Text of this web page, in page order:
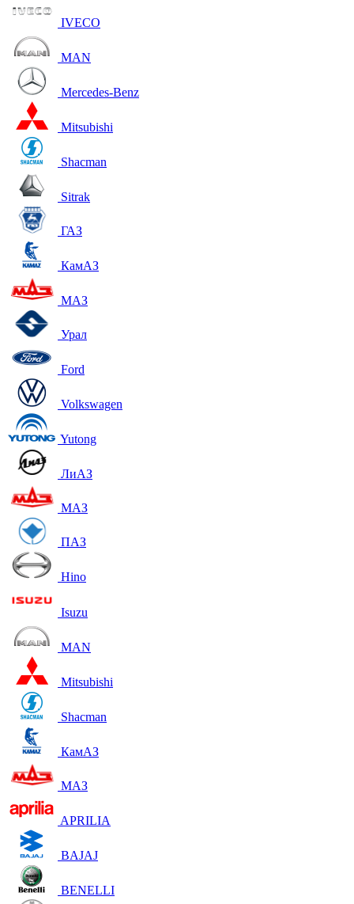
IVECO
MAN
Mercedes-Benz
Mitsubishi
Shacman
Sitrak
ГАЗ
КамАЗ
МАЗ
Урал
Ford
Volkswagen
Yutong
ЛиАЗ
МАЗ
ПАЗ
Hino
Isuzu
MAN
Mitsubishi
Shacman
КамАЗ
МАЗ
APRILIA
BAJAJ
BENELLI